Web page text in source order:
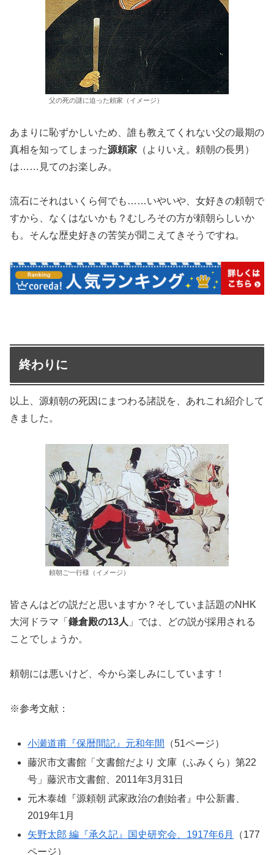
父の死の謎に迫った頼家（イメージ）
あまりに恥ずかしいため、誰も教えてくれない父の最期の
真相を知ってしまった源頼家 （よりいえ。頼朝の長男）
は……見てのお楽しみ。
流石にそれはいくら何でも……いやいや、女好きの頼朝で
すから、なくはないかも？むしろその方が頼朝らしいか
も。そんな歴史好きの苦笑が聞こえてきそうですね。
終わりに
以上、源頼朝の死因にまつわる諸説を、あれこれ紹介して
きました。
頼朝ご一行様（イメージ）
皆さんはどの説だと思いますか？そしていま話題のNHK
大河ドラマ「 鎌倉殿の13人 」では、どの説が採用される
ことでしょうか。
頼朝には悪いけど、今から楽しみにしています！
※参考文献：
小瀬道甫『保暦間記』元和年間
（51ページ）
藤沢市文書館「文書館だより 文庫（ふみくら）第22
号」藤沢市文書館、2011年3月31日
元木泰雄『源頼朝 武家政治の創始者』中公新書、
2019年1月
矢野太郎 編『承久記』国史研究会、1917年6月
（177
ページ）